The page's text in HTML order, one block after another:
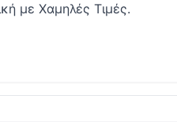
με Χαμηλές Τιμές.